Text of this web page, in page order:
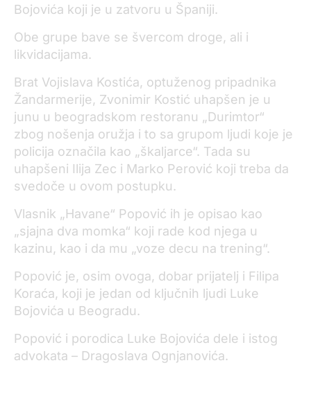
Bojovića koji je u zatvoru u Španiji.
Obe grupe bave se švercom droge, ali i
likvidacijama.
Brat Vojislava Kostića, optuženog pripadnika
Žandarmerije, Zvonimir Kostić uhapšen je u
junu u beogradskom restoranu „Durimtor“
zbog nošenja oružja i to sa grupom ljudi koje je
policija označila kao „škaljarce“. Tada su
uhapšeni Ilija Zec i Marko Perović koji treba da
svedoče u ovom postupku.
Vlasnik „Havane“ Popović ih je opisao kao
„sjajna dva momka“ koji rade kod njega u
kazinu, kao i da mu „voze decu na trening“.
Popović je, osim ovoga, dobar prijatelj i Filipa
Koraća, koji je jedan od ključnih ljudi Luke
Bojovića u Beogradu.
Popović i porodica Luke Bojovića dele i istog
advokata – Dragoslava Ognjanovića.